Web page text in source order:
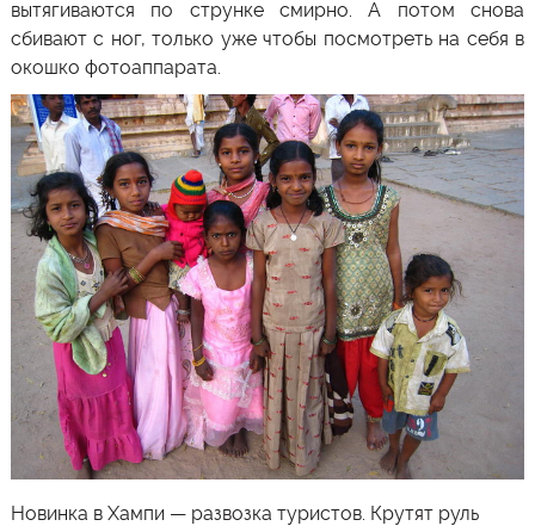
вытягиваются по струнке смирно. А потом снова
сбивают с ног, только уже чтобы посмотреть на себя в
окошко фотоаппарата.
Новинка в Хампи — развозка туристов. Крутят руль